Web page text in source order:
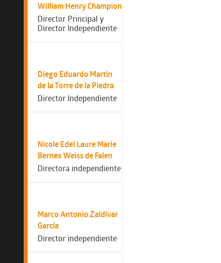
William Henry Champion
Director Principal y
Director Independiente
Diego Eduardo Martín
de la Torre de la Piedra
Director Independiente
Nicole Edel Laure Marie
Bernex Weiss de Falen
Directora independiente
Marco Antonio Zaldívar
García
Director independiente